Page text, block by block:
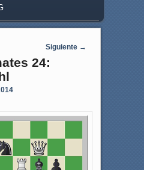
Siguiente →
24: